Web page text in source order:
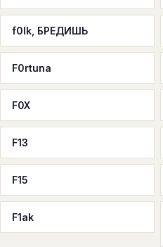
f0lk, БРЕДИШЬ
F0rtuna
F0X
F13
F15
F1ak